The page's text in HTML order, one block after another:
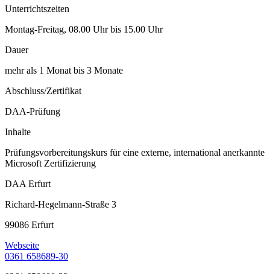
Unterrichtszeiten
Montag-Freitag, 08.00 Uhr bis 15.00 Uhr
Dauer
mehr als 1 Monat bis 3 Monate
Abschluss/Zertifikat
DAA-Prüfung
Inhalte
Prüfungsvorbereitungskurs für eine externe, international anerkannte
Microsoft Zertifizierung
DAA Erfurt
Richard-Hegelmann-Straße 3
99086 Erfurt
Webseite
0361 658689-30